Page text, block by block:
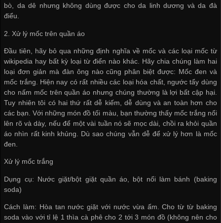
bò, da dê nhưng không dùng được cho da linh dương và da đà
điểu.
2. Xử lý mốc trên quần áo
Đầu tiên, hãy bỏ qua những định nghĩa về mốc và các loại mốc từ
wikipedia hay bất kỳ loại từ điển nào khác. Hãy chia chúng làm hai
loại đơn giản mà đàn ông nào cũng phân biệt được: Mốc đen và
mốc trắng. Hiện nay có rất nhiều các loại hóa chất, ngước tẩy dùng
cho nấm mốc trên quần áo nhưng chúng thường là lợi bất cập hại.
Tuy nhiên tôi có hai thứ rất dễ kiếm, dễ dùng và an toàn hơn cho
các bạn. Với những món đồ tối màu, bạn thường thấy mốc trắng nổi
lên rõ và dày, nếu để một vài tuần nó sẽ mọc dài, chồi ra khỏi quần
áo nhìn rất kinh khủng. Dù sao chúng vẫn dễ để xử lý hơn là mốc
đen.
Xử lý mốc trắng
Dụng cụ: Nước giặt/bột giặt quần áo, bột nổi làm bánh (baking
soda)
Cách làm: Hòa tan nước giặt với nước vừa ấm. Cho từ từ baking
soda vào với tỉ lệ 1 thìa cà phê cho 2 tới 3 món đồ (không nên cho